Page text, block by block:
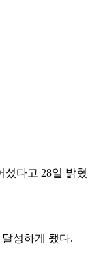
다고 28일 밝혔
성하게 됐다.